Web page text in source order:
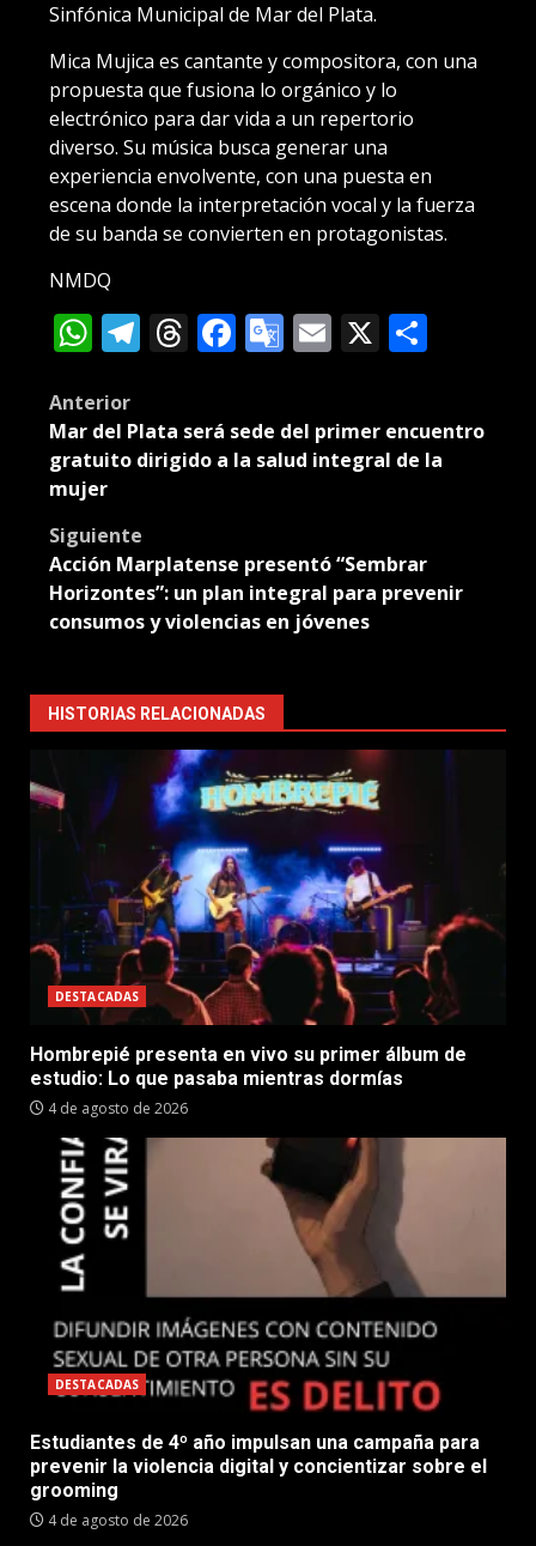
Sinfónica Municipal de Mar del Plata.
Mica Mujica es cantante y compositora, con una
propuesta que fusiona lo orgánico y lo
electrónico para dar vida a un repertorio
diverso. Su música busca generar una
experiencia envolvente, con una puesta en
escena donde la interpretación vocal y la fuerza
de su banda se convierten en protagonistas.
NMDQ
WhatsApp
Telegram
Threads
Facebook
Google
Email
X
Post
navigation
Anterior
Mar del Plata será sede del primer encuentro
gratuito dirigido a la salud integral de la
mujer
Siguiente
Acción Marplatense presentó “Sembrar
Horizontes”: un plan integral para prevenir
consumos y violencias en jóvenes
HISTORIAS RELACIONADAS
DESTACADAS
Hombrepié presenta en vivo su primer álbum de
estudio: Lo que pasaba mientras dormías
4 de agosto de 2026
DESTACADAS
Estudiantes de 4º año impulsan una campaña para
prevenir la violencia digital y concientizar sobre el
grooming
4 de agosto de 2026